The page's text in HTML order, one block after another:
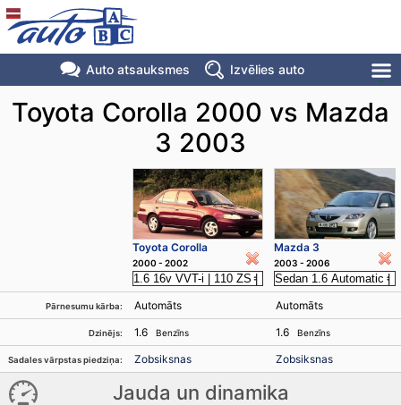
Auto atsauksmes Izvēlies auto
Toyota Corolla 2000 vs Mazda
3 2003
Toyota Corolla
2000 - 2002
Mazda 3
2003 - 2006
Pārnesumu kārba: Automāts Automāts
Dzinējs: 1.6 Benzīns 1.6 Benzīns
Sadales vārpstas piedziņa: Zobsiksnas Zobsiksnas
Jauda un dinamika